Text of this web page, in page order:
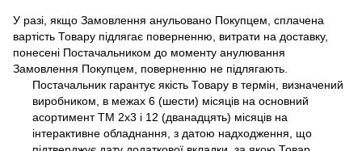
У разі, якщо Замовлення анульовано Покупцем, сплачена
вартість Товару підлягає поверненню, витрати на доставку,
понесені Постачальником до моменту анулювання
Замовлення Покупцем, поверненню не підлягають.
Постачальник гарантує якість Товару в термін, визначений
виробником, в межах 6 (шести) місяців на основний
асортимент ТМ 2х3 і 12 (дванадцять) місяців на
інтерактивне обладнання, з датою надходження, що